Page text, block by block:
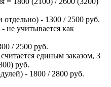
- 1300 / 2500 руб.
не учитывается как
/ 2500 руб.
единым заказом, 3
руб.
- 1800 / 2800 руб.